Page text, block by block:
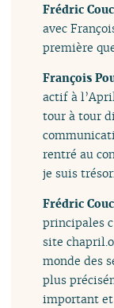
Frédric
avec
première
François
actif à
tour à tour
rentré au
je suis
Frédric
principales
site
monde des
plus
important